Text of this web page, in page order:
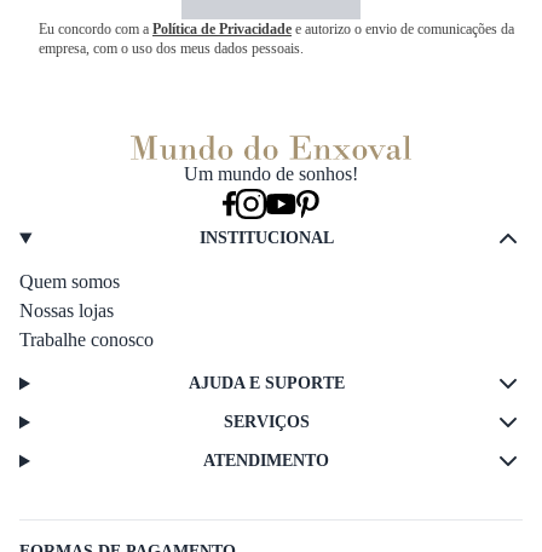
Eu concordo com a Política de Privacidade e autorizo o envio de comunicações da
empresa, com o uso dos meus dados pessoais.
Um mundo de sonhos!
INSTITUCIONAL
Quem somos
Nossas lojas
Trabalhe conosco
AJUDA E SUPORTE
SERVIÇOS
ATENDIMENTO